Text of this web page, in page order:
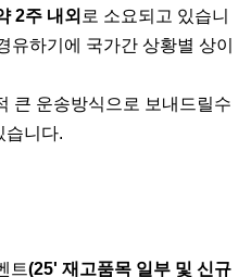
2주 내외 로 소요되고 있습니
유하기에 국가간 상황별 상이
큰 운송방식으로 보내드릴수
습니다.
트(25' 재고품목 일부 및 신규